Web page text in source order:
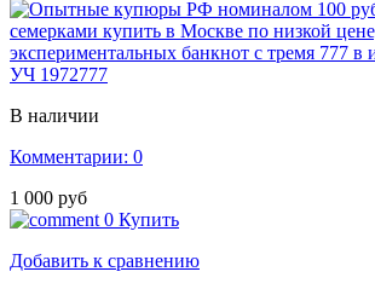
УЧ 1972777
В наличии
Комментарии: 0
1 000 руб
0 Купить
Добавить к сравнению